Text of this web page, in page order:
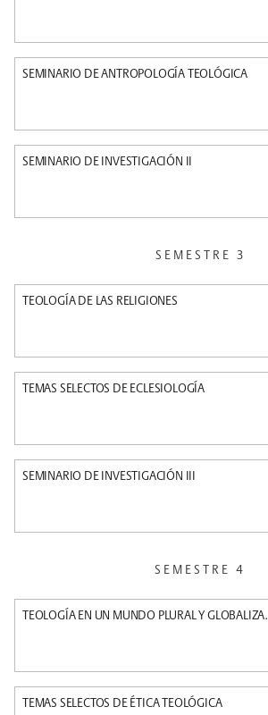
SEMINARIO DE ANTROPOLOGÍA TEOLÓGICA
SEMINARIO DE INVESTIGACIÓN II
SEMESTRE 3
TEOLOGÍA DE LAS RELIGIONES
TEMAS SELECTOS DE ECLESIOLOGÍA
SEMINARIO DE INVESTIGACIÓN III
SEMESTRE 4
TEOLOGÍA EN UN MUNDO PLURAL Y GLOBALIZA.
TEMAS SELECTOS DE ÉTICA TEOLÓGICA